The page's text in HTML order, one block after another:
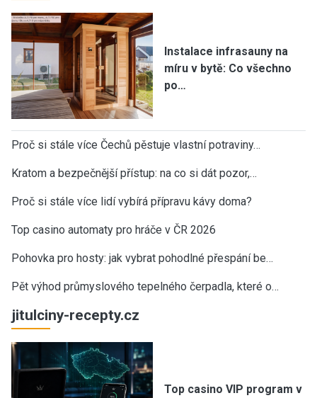
Instalace infrasauny na
míru v bytě: Co všechno
po…
Proč si stále více Čechů pěstuje vlastní potraviny…
Kratom a bezpečnější přístup: na co si dát pozor,…
Proč si stále více lidí vybírá přípravu kávy doma?
Top casino automaty pro hráče v ČR 2026
Pohovka pro hosty: jak vybrat pohodlné přespání be…
Pět výhod průmyslového tepelného čerpadla, které o…
jitulciny-recepty.cz
Top casino VIP program v